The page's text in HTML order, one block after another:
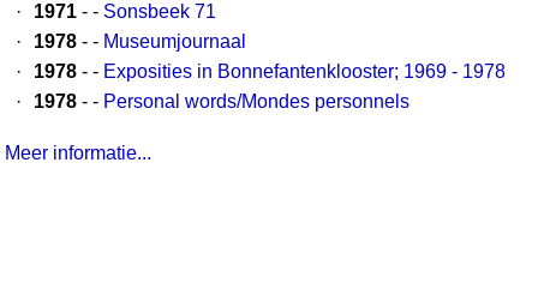
·
1971 - - Sonsbeek 71
·
1978 - - Museumjournaal
·
1978 - - Exposities in Bonnefantenklooster; 1969 - 1978
·
1978 - - Personal words/Mondes personnels
Meer informatie...